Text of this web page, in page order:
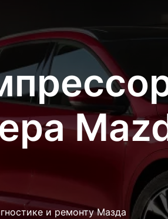
и ремонту Мазда